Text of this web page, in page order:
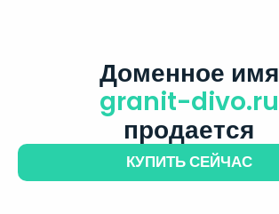
Доменное имя
granit-divo.ru
продается
КУПИТЬ СЕЙЧАС